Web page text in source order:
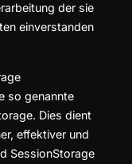
der sie
einverstanden
so genannte
Dies dient
effektiver und
SessionStorage